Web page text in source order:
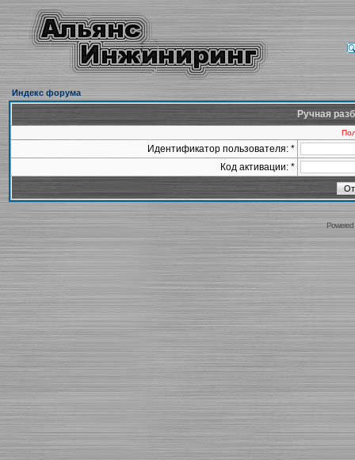
Индекс форума
Ручная
Идентификатор пользователя: *
Код активации: *